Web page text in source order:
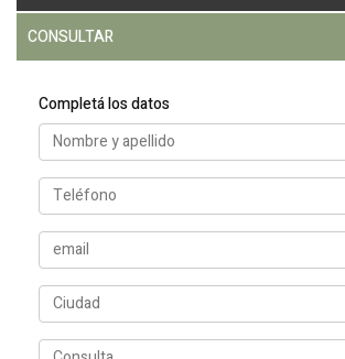
CONSULTAR
Completá los datos